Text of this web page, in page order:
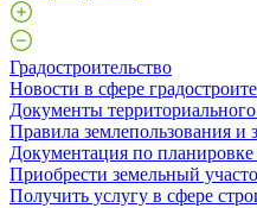
Градостроительство
Новости в сфере
Документы
Правила землепользования и
Документация по планировке
Приобрести земельный
Получить услугу в сфере